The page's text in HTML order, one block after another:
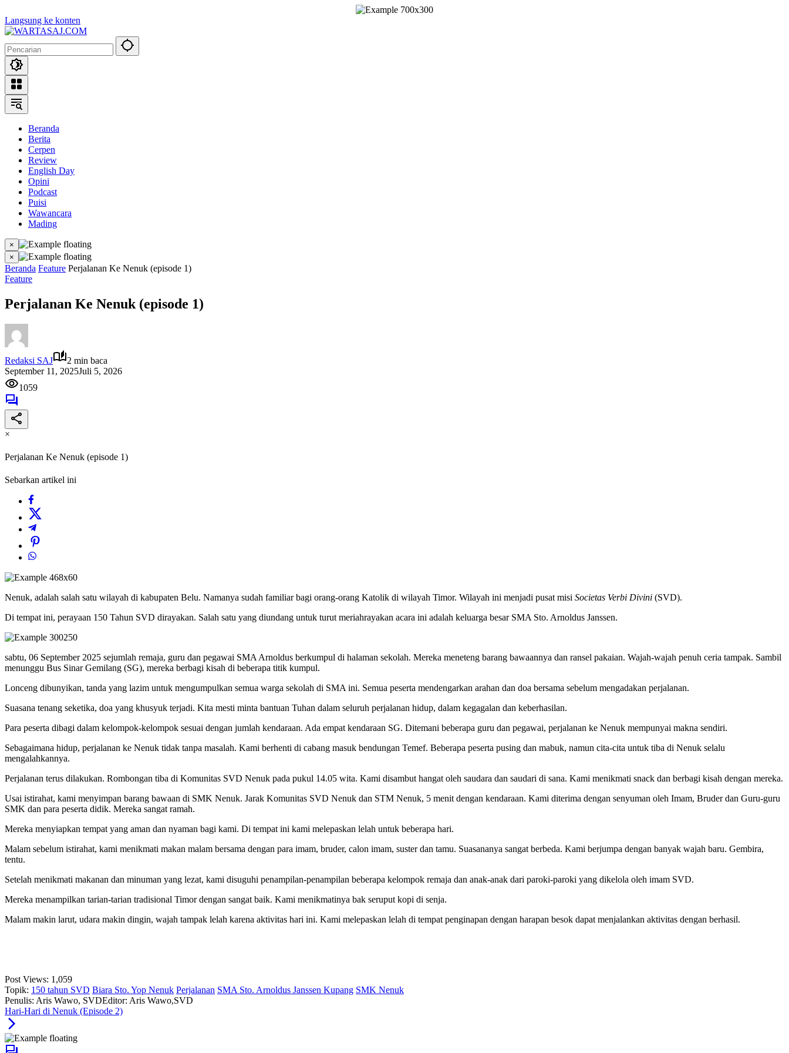
Langsung ke konten
Beranda
Berita
Cerpen
Review
English Day
Opini
Podcast
Puisi
Wawancara
Mading
×
×
Beranda Feature Perjalanan Ke Nenuk (episode 1)
Feature
Perjalanan Ke Nenuk (episode 1)
Redaksi SAJ
2 min baca
September 11, 2025Juli 5, 2026
1059
×
Perjalanan Ke Nenuk (episode 1)
Sebarkan artikel ini
Nenuk, adalah salah satu wilayah di kabupaten Belu. Namanya sudah familiar bagi orang-orang Katolik di wilayah Timor. Wilayah ini menjadi pusat misi Societas Verbi Divini (SVD).
Di tempat ini, perayaan 150 Tahun SVD dirayakan. Salah satu yang diundang untuk turut meriahrayakan acara ini adalah keluarga besar SMA Sto. Arnoldus Janssen.
sabtu, 06 September 2025 sejumlah remaja, guru dan pegawai SMA Arnoldus berkumpul di halaman sekolah. Mereka meneteng barang bawaannya dan ransel pakaian. Wajah-wajah penuh ceria tampak. Sambil
menunggu Bus Sinar Gemilang (SG), mereka berbagi kisah di beberapa titik kumpul.
Lonceng dibunyikan, tanda yang lazim untuk mengumpulkan semua warga sekolah di SMA ini. Semua peserta mendengarkan arahan dan doa bersama sebelum mengadakan perjalanan.
Suasana tenang seketika, doa yang khusyuk terjadi. Kita mesti minta bantuan Tuhan dalam seluruh perjalanan hidup, dalam kegagalan dan keberhasilan.
Para peserta dibagi dalam kelompok-kelompok sesuai dengan jumlah kendaraan. Ada empat kendaraan SG. Ditemani beberapa guru dan pegawai, perjalanan ke Nenuk mempunyai makna sendiri.
Sebagaimana hidup, perjalanan ke Nenuk tidak tanpa masalah. Kami berhenti di cabang masuk bendungan Temef. Beberapa peserta pusing dan mabuk, namun cita-cita untuk tiba di Nenuk selalu
mengalahkannya.
Perjalanan terus dilakukan. Rombongan tiba di Komunitas SVD Nenuk pada pukul 14.05 wita. Kami disambut hangat oleh saudara dan saudari di sana. Kami menikmati snack dan berbagi kisah dengan mereka.
Usai istirahat, kami menyimpan barang bawaan di SMK Nenuk. Jarak Komunitas SVD Nenuk dan STM Nenuk, 5 menit dengan kendaraan. Kami diterima dengan senyuman oleh Imam, Bruder dan Guru-guru
SMK dan para peserta didik. Mereka sangat ramah.
Mereka menyiapkan tempat yang aman dan nyaman bagi kami. Di tempat ini kami melepaskan lelah untuk beberapa hari.
Malam sebelum istirahat, kami menikmati makan malam bersama dengan para imam, bruder, calon imam, suster dan tamu. Suasananya sangat berbeda. Kami berjumpa dengan banyak wajah baru. Gembira,
tentu.
Setelah menikmati makanan dan minuman yang lezat, kami disuguhi penampilan-penampilan beberapa kelompok remaja dan anak-anak dari paroki-paroki yang dikelola oleh imam SVD.
Mereka menampilkan tarian-tarian tradisional Timor dengan sangat baik. Kami menikmatinya bak seruput kopi di senja.
Malam makin larut, udara makin dingin, wajah tampak lelah karena aktivitas hari ini. Kami melepaskan lelah di tempat penginapan dengan harapan besok dapat menjalankan aktivitas dengan berhasil.
Post Views: 1,059
Topik: 150 tahun SVD Biara Sto. Yop Nenuk Perjalanan SMA Sto. Arnoldus Janssen Kupang SMK Nenuk
Penulis: Aris Wawo, SVDEditor: Aris Wawo,SVD
Hari-Hari di Nenuk (Episode 2)